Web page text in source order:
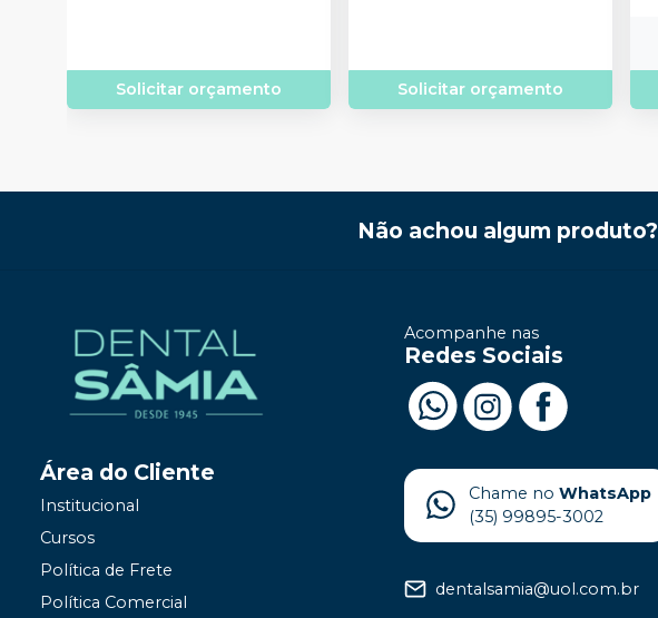
Solicitar orçamento Solicitar orçamento
Não achou algum produto?
Área do Cliente
Institucional
Cursos
Política de Frete
Política Comercial
Acompanhe nas
Redes Sociais
Chame no WhatsApp
(35) 99895-3002
dentalsamia@uol.com.br